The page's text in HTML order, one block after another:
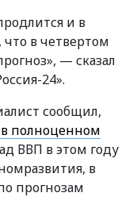
и в
что в четвертом
— сказал
24».
сообщил,
полноценном
ВВП в этом году
в
прогнозам